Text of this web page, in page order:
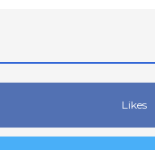
Likes